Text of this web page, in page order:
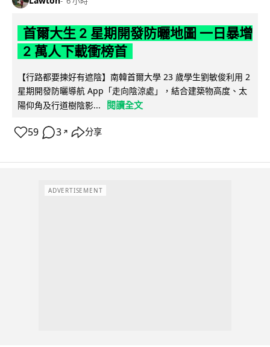
首爾大生 2 星期開發防曬地圖 一日暴增
2 萬人下載衝榜首
【行路都要揀好有遮陰】南韓首爾大學 23 歲學生劉敏俊利用 2
星期開發防曬導航 App「走向陰涼處」，結合建築物高度、太
陽仰角及行道樹陰影...
閱讀全文
59 3 ↗ 分享
ADVERTISEMENT